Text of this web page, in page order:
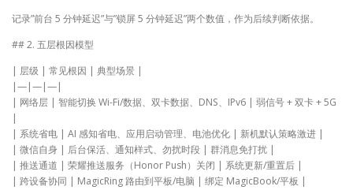
记录”前台 5 分钟延迟”与”锁屏 5 分钟延迟”两个数值，作为后续判断依据。
## 2. 五层根因模型
| 层级 | 常见根因 | 典型场景 |
|—|—|—|
| 网络层 | 智能切换 Wi-Fi/数据、双卡数据、DNS、IPv6 | 弱信号 + 双卡 + 5G
|
| 系统省电 | AI 感知省电、应用启动管理、电池优化 | 新机默认策略激进 |
| 微信自身 | 后台保活、通知样式、勿扰时段 | 群消息免打扰 |
| 推送通道 | 荣耀推送服务（Honor Push）关闭 | 系统更新/重置后 |
| 跨设备协同 | MagicRing 路由到平板/电脑 | 绑定 MagicBook/平板 |